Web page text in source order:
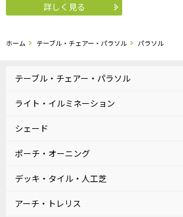
詳しく見る
ホーム テーブル・チェアー・パラソル パラソル
テーブル・チェアー・パラソル
ライト・イルミネーション
シェード
ポーチ・オーニング
デッキ・タイル・人工芝
アーチ・トレリス